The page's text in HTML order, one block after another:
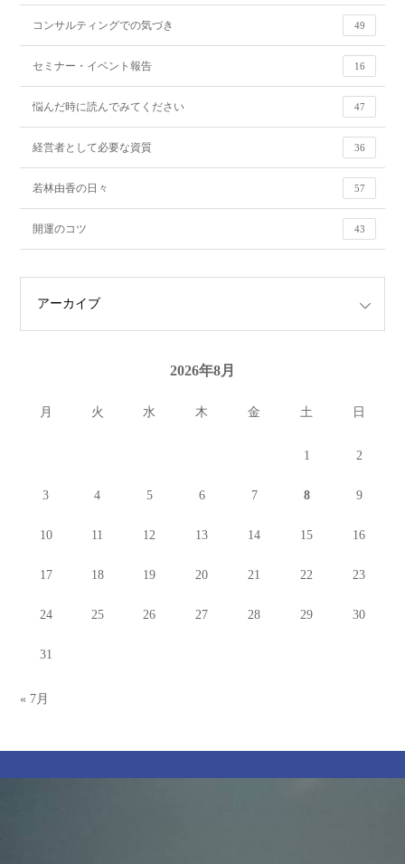
コンサルティングでの気づき 49
セミナー・イベント報告 16
悩んだ時に読んでみてください 47
経営者として必要な資質 36
若林由香の日々 57
開運のコツ 43
2026年8月
月 火 水 木 金 土 日
1 2
3 4 5 6 7 8 9
10 11 12 13 14 15 16
17 18 19 20 21 22 23
24 25 26 27 28 29 30
31
« 7月